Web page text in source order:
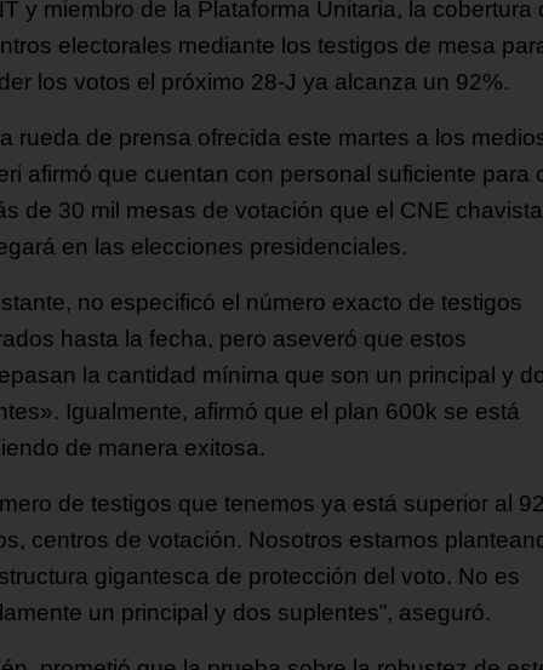
y miembro de la Plataforma Unitaria, la cobertura
electorales mediante los testigos de mesa
los votos el próximo 28-J ya alcanza un 92%.
rueda de prensa ofrecida este martes a los
afirmó que cuentan con personal suficiente para
de 30 mil mesas de votación que el CNE chavista
en las elecciones presidenciales.
no especificó el número exacto de testigos
hasta la fecha, pero aseveró que estos
la cantidad mínima que son un principal y
Igualmente, afirmó que el plan 600k se está
de manera exitosa.
de testigos que tenemos ya está superior al
centros de votación. Nosotros estamos
gigantesca de protección del voto. No es
un principal y dos suplentes”, aseguró.